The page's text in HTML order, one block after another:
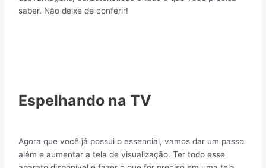
saber. Não deixe de conferir!
Espelhando na TV
Agora que você já possui o essencial, vamos dar um passo
além e aumentar a tela de visualização. Ter todo esse